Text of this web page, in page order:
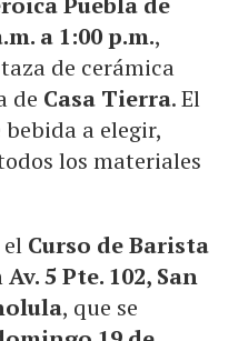
a 1:00 p.m.,
de cerámica
de Casa Tierra. El
a elegir,
los materiales
Curso de Barista
Av. 5 Pte. 102, San
, que se